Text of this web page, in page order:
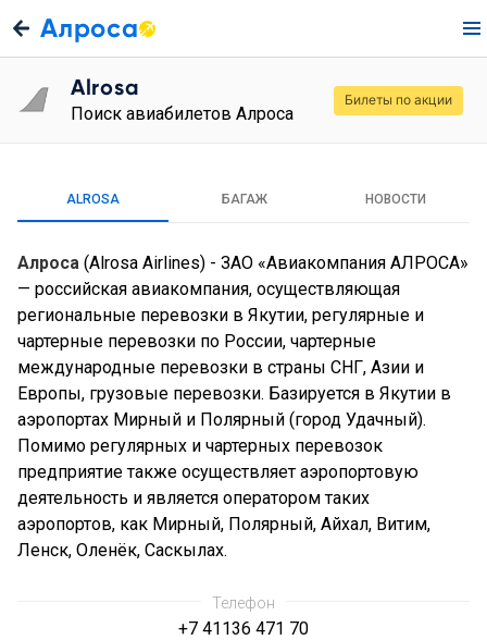
Алроса
Alrosa
Поиск авиабилетов Алроса
Билеты по акции
ALROSA БАГАЖ НОВОСТИ
Алроса (Alrosa Airlines) - ЗАО «Авиакомпания АЛРОСА»
— российская авиакомпания, осуществляющая
региональные перевозки в Якутии, регулярные и
чартерные перевозки по России, чартерные
международные перевозки в страны СНГ, Азии и
Европы, грузовые перевозки. Базируется в Якутии в
аэропортах Мирный и Полярный (город Удачный).
Помимо регулярных и чартерных перевозок
предприятие также осуществляет аэропортовую
деятельность и является оператором таких
аэропортов, как Мирный, Полярный, Айхал, Витим,
Ленск, Оленёк, Саскылах.
Телефон
+7 41136 471 70